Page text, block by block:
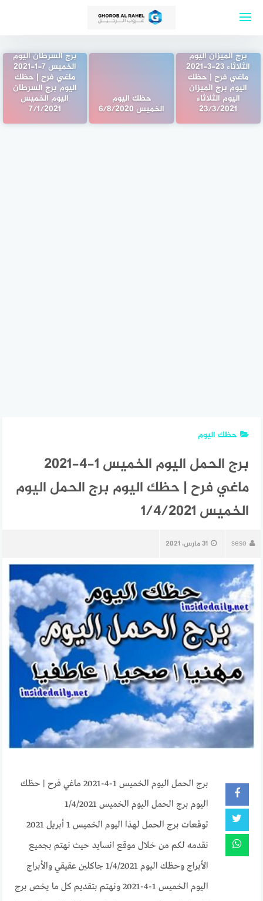
برج الميزان اليوم
الثلاثاء 23-3-2021
ماغي فرح | حظك
اليوم برج الميزان
اليوم الثلاثاء
23/3/2021
حظك اليوم
الخميس 6/8/2020
برج السرطان اليوم
الخميس 7-1-2021
ماغي فرح | حظك
اليوم برج السرطان
اليوم الخميس
7/1/2021
حظك اليوم
برج الحمل اليوم الخميس 1-4-2021
ماغي فرح | حظك اليوم برج الحمل اليوم
الخميس 1/4/2021
seso 31 مارس، 2021
برج الحمل اليوم الخميس 1-4-2021 ماغي فرح | حظك
اليوم برج الحمل اليوم الخميس 1/4/2021
توقعات برج الحمل لهذا اليوم الخميس 1 أبريل 2021
نقدمه لكم من خلال موقع انسايد حيث نهتم بجميع
الأبراج وحظك اليوم 1/4/2021 جاكلين عقيقي والأبراج
اليوم الخميس 1-4-2021 ونهتم بتقديم كل ما يخص برج